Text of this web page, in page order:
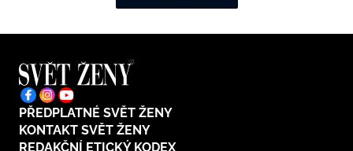
PŘEDPLATNÉ SVĚT ŽENY
KONTAKT SVĚT ŽENY
REDAKČNÍ ETICKÝ KODEX